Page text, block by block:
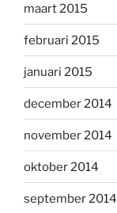
maart 2015
februari 2015
januari 2015
december 2014
november 2014
oktober 2014
september 2014